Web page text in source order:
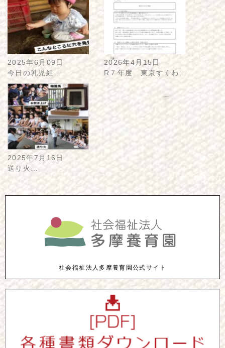
2025年6月09日
今日の乳児組…
2026年4月15日
R７年度 東京すくわ…
2025年7月16日
送り火…
社会福祉法人多摩養育園公式サイト